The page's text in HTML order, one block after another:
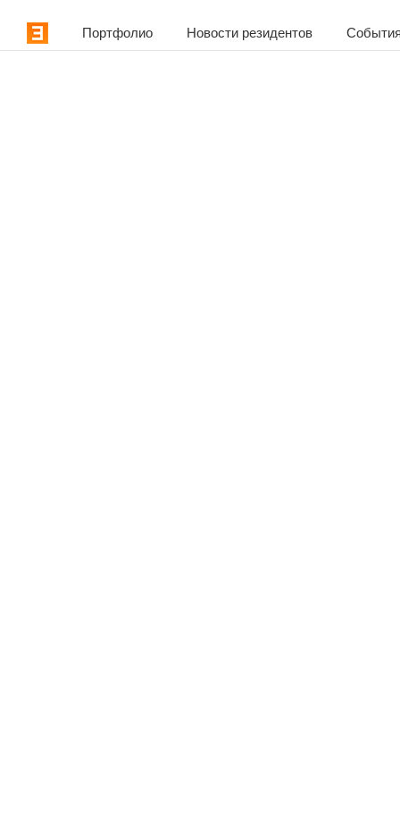
Портфолио Новости резидентов